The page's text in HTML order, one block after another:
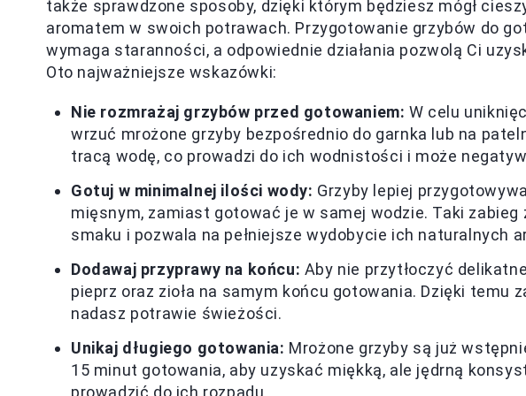
także sprawdzone sposoby, dzięki którym będziesz mógł
aromatem w swoich potrawach. Przygotowanie grzybów do
wymaga staranności, a odpowiednie działania pozwolą Ci
Oto najważniejsze wskazówki:
Nie rozmrażaj grzybów przed gotowaniem: W celu
wrzuć mrożone grzyby bezpośrednio do garnka lub na
tracą wodę, co prowadzi do ich wodnistości i może
Gotuj w minimalnej ilości wody: Grzyby lepiej
mięsnym, zamiast gotować je w samej wodzie. Taki zabieg
smaku i pozwala na pełniejsze wydobycie ich naturalnych
Dodawaj przyprawy na końcu: Aby nie przytłoczyć
pieprz oraz zioła na samym końcu gotowania. Dzięki temu
nadasz potrawie świeżości.
Unikaj długiego gotowania: Mrożone grzyby są już
15 minut gotowania, aby uzyskać miękką, ale jędrną
prowadzić do ich rozpadu.